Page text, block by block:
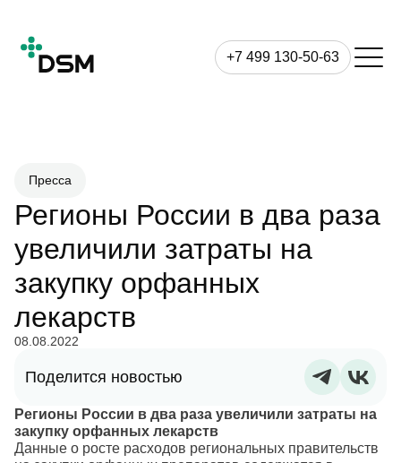
+7 499 130-50-63
Пресса
Регионы России в два раза
увеличили затраты на
закупку орфанных
лекарств
08.08.2022
Поделится новостью
Регионы России в два раза увеличили затраты на
закупку орфанных лекарств
Данные о росте расходов региональных правительств